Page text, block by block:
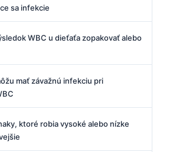
sa infekcie
WBC u dieťaťa zopakovať alebo
mať závažnú infekciu pri
ktoré robia vysoké alebo nízke